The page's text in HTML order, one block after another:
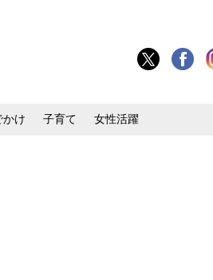
かけ 子育て 女性活躍